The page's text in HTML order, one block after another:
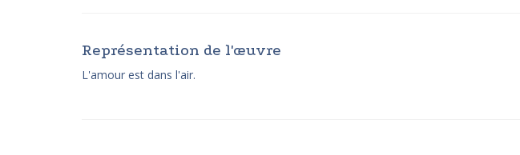
Représentation de l'œuvre
L'amour est dans l'air.